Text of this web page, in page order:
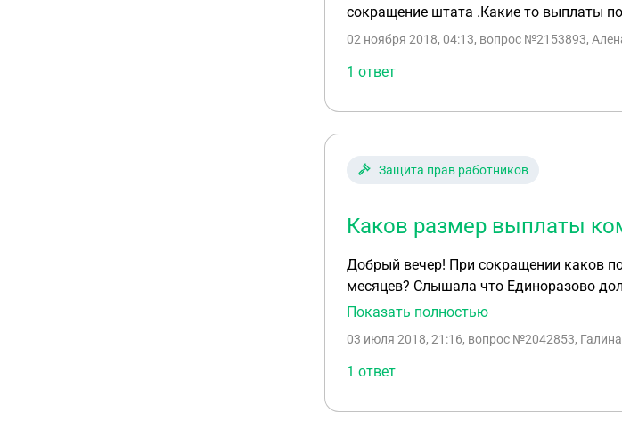
сокращение штата .Какие то выплаты
02 ноября 2018, 04:13, вопрос №2153893,
1 ответ
Защита прав работников
Каков размер выплаты
Добрый вечер! При сокращении каков
месяцев? Слышала что Единоразово
Показать полностью
03 июля 2018, 21:16, вопрос №2042853,
1 ответ